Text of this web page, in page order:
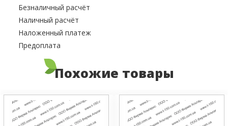
Безналичный расчёт
Наличный расчёт
Наложенный платеж
Предоплата
Похожие товары